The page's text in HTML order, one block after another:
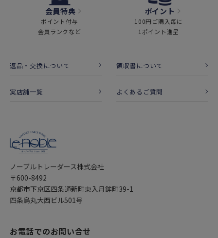
会員特典
ポイント付与
会員ランクなど
ポイント
100円ご購入毎に
1ポイント進呈
返品・交換について 領収書について
実店舗一覧 よくあるご質問
ノーブルトレーダース株式会社
〒600-8492
京都市下京区四条通新町東入月鉾町39-1
四条烏丸大西ビル501号
お電話でのお問い合せ